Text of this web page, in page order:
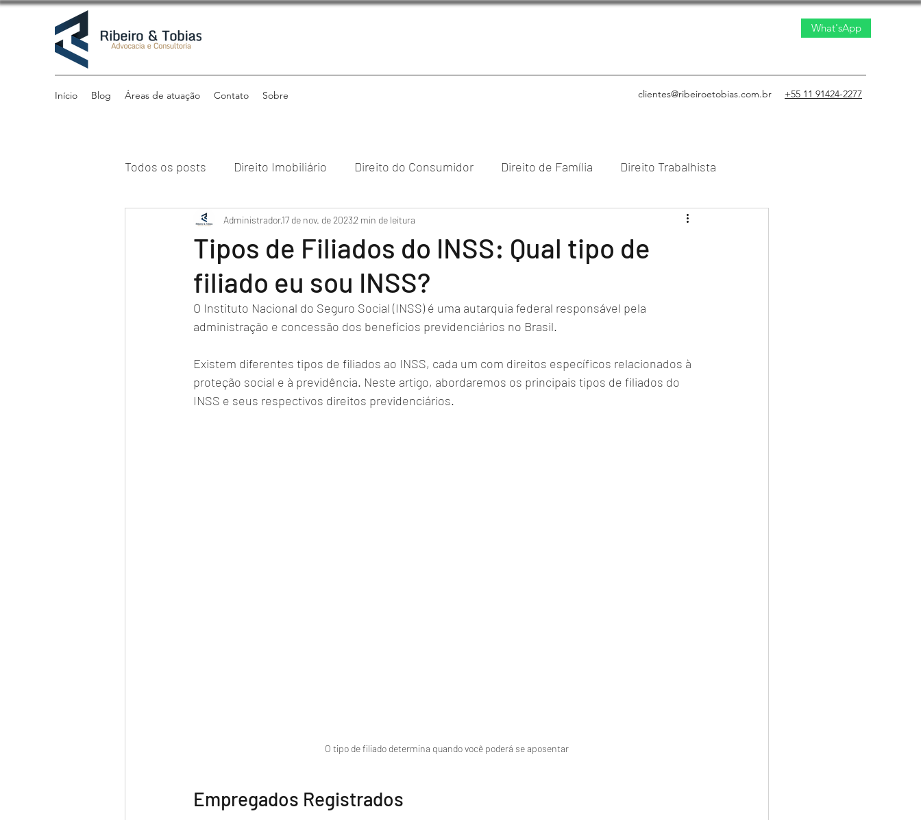
What'sApp
Início Blog Áreas de atuação Contato Sobre clientes@ribeiroetobias.com.br +55 11 91424-2277
Todos os posts Direito Imobiliário Direito do Consumidor Direito de Família Direito Trabalhista
Direito Previdenciário Direito Empresarial & Societário
Direito Tributário Institucional
Tipos de Filiados do INSS: Qual tipo de
filiado eu sou INSS?
Administrador17 de nov. de 20232 min de leitura
O Instituto Nacional do Seguro Social (INSS) é uma autarquia federal responsável pela
administração e concessão dos benefícios previdenciários no Brasil.
Existem diferentes tipos de filiados ao INSS, cada um com direitos específicos relacionados à
proteção social e à previdência. Neste artigo, abordaremos os principais tipos de filiados do
INSS e seus respectivos direitos previdenciários.
O tipo de filiado determina quando você poderá se aposentar
Empregados Registrados